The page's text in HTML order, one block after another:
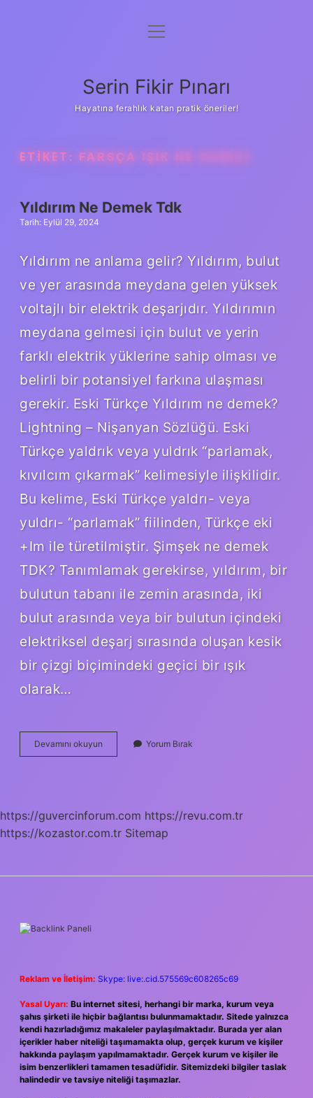
Gizlilik Politikası
Yasal Uyarı
menüyü
Serin Fikir Pınarı
Hayatına ferahlık katan pratik öneriler!
ETIKET: FARSÇA IŞIK NE DEMEK
Yıldırım Ne Demek Tdk
Tarih: Eylül 29, 2024
Yıldırım ne anlama gelir? Yıldırım, bulut
ve yer arasında meydana gelen yüksek
voltajlı bir elektrik deşarjıdır. Yıldırımın
meydana gelmesi için bulut ve yerin
farklı elektrik yüklerine sahip olması ve
belirli bir potansiyel farkına ulaşması
gerekir. Eski Türkçe Yıldırım ne demek?
Lightning – Nişanyan Sözlüğü. Eski
Türkçe yaldrık veya yuldrık “parlamak,
kıvılcım çıkarmak” kelimesiyle ilişkilidir.
Bu kelime, Eski Türkçe yaldrı- veya
yuldrı- “parlamak” fiilinden, Türkçe eki
+Im ile türetilmiştir. Şimşek ne demek
TDK? Tanımlamak gerekirse, yıldırım, bir
bulutun tabanı ile zemin arasında, iki
bulut arasında veya bir bulutun içindeki
elektriksel deşarj sırasında oluşan kesik
bir çizgi biçimindeki geçici bir ışık
olarak…
Devamını okuyun
Ne
Yorum Bırak
https://guvercinforum.com https://revu.com.tr
https://kozastor.com.tr Sitemap
SIDEBAR
Reklam ve İletişim: Skype: live:.cid.575569c608265c69
Yasal Uyarı: Bu internet sitesi, herhangi bir marka, kurum veya
şahıs şirketi ile hiçbir bağlantısı bulunmamaktadır. Sitede yalnızca
kendi hazırladığımız makaleler paylaşılmaktadır. Burada yer alan
içerikler haber niteliği taşımamakta olup, gerçek kurum ve kişiler
hakkında paylaşım yapılmamaktadır. Gerçek kurum ve kişiler ile
isim benzerlikleri tamamen tesadüfidir. Sitemizdeki bilgiler taslak
halindedir ve tavsiye niteliği taşımazlar.